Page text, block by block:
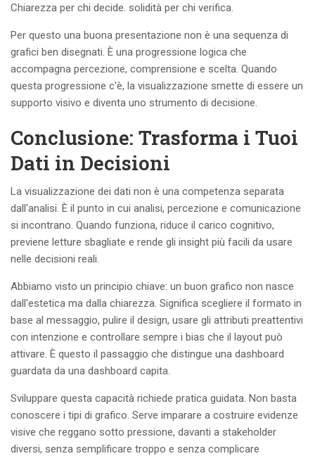
Chiarezza per chi decide. solidità per chi verifica.
Per questo una buona presentazione non è una sequenza di
grafici ben disegnati. È una progressione logica che
accompagna percezione, comprensione e scelta. Quando
questa progressione c'è, la visualizzazione smette di essere un
supporto visivo e diventa uno strumento di decisione.
Conclusione: Trasforma i Tuoi
Dati in Decisioni
La visualizzazione dei dati non è una competenza separata
dall'analisi. È il punto in cui analisi, percezione e comunicazione
si incontrano. Quando funziona, riduce il carico cognitivo,
previene letture sbagliate e rende gli insight più facili da usare
nelle decisioni reali.
Abbiamo visto un principio chiave: un buon grafico non nasce
dall'estetica ma dalla chiarezza. Significa scegliere il formato in
base al messaggio, pulire il design, usare gli attributi preattentivi
con intenzione e controllare sempre i bias che il layout può
attivare. È questo il passaggio che distingue una dashboard
guardata da una dashboard capita.
Sviluppare questa capacità richiede pratica guidata. Non basta
conoscere i tipi di grafico. Serve imparare a costruire evidenze
visive che reggano sotto pressione, davanti a stakeholder
diversi, senza semplificare troppo e senza complicare